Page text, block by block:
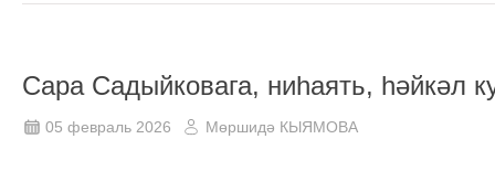
Сара Садыйковага, ниһаять, һәйкәл
05 февраль 2026 Мөршидә КЫЯМОВА